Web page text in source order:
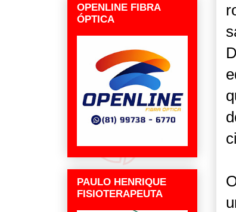
OPENLINE FIBRA
ÓPTICA
PAULO HENRIQUE
FISIOTERAPEUTA